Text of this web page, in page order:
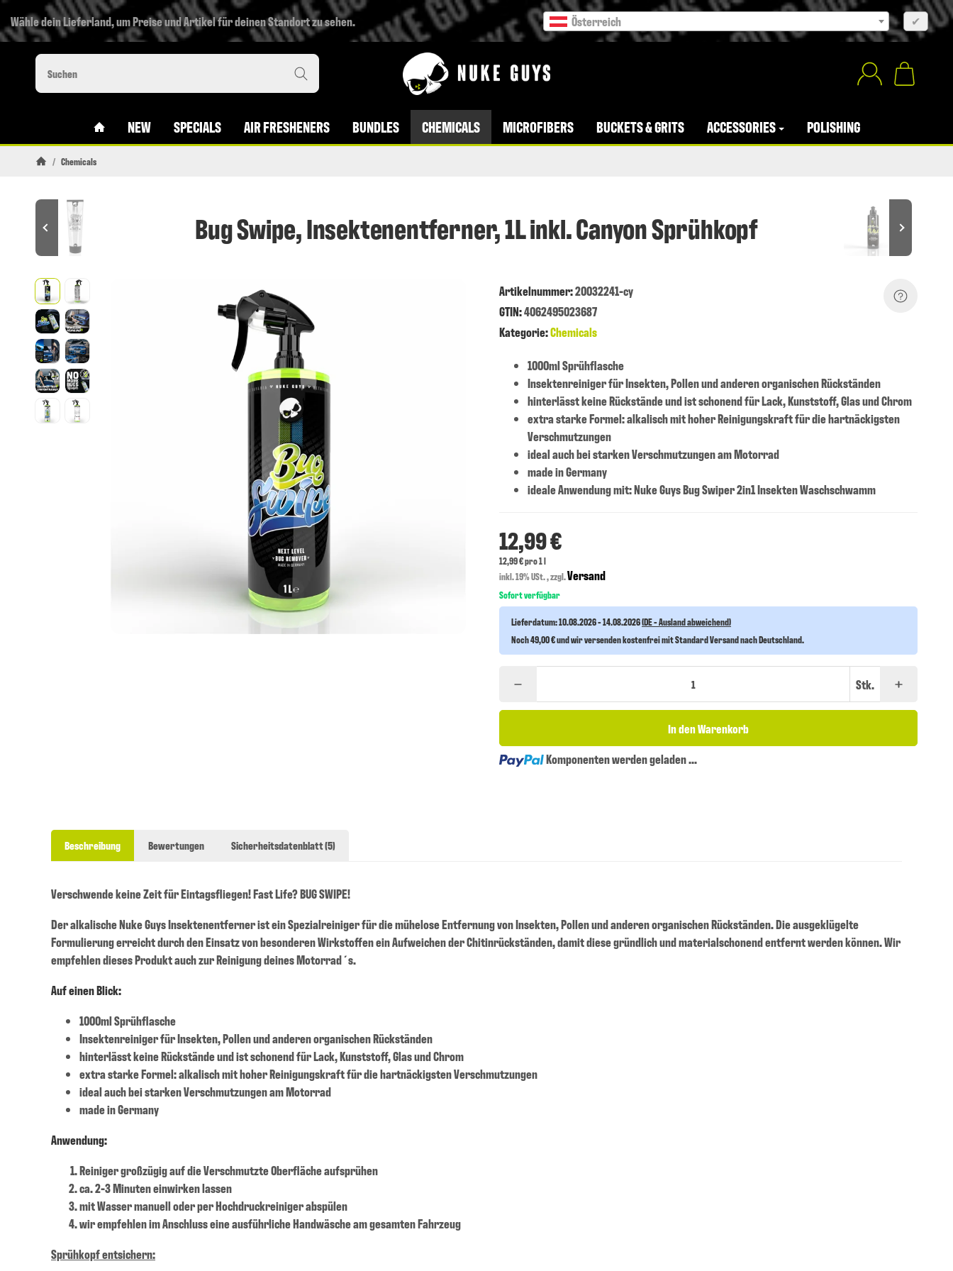
Wähle dein Lieferland, um Preise und Artikel für deinen Standort zu sehen. Österreich ✔
VERSANDKOSTENFREI AB 49 € BESTELLWERT
#CUSTOM.LINKHOME#
NEW SPECIALS AIR FRESHENERS BUNDLES CHEMICALS MICROFIBERS BUCKETS & GRITS ACCESSORIES POLISHING
/ Chemicals
Bug Swipe, Insektenentferner, 1L inkl. Canyon Sprühkopf
Artikelnummer:20032241-cy
GTIN:4062495023687
Kategorie:Chemicals
1000ml Sprühflasche
Insektenreiniger für Insekten, Pollen und anderen organischen Rückständen
hinterlässt keine Rückstände und ist schonend für Lack, Kunststoff, Glas und Chrom
extra starke Formel: alkalisch mit hoher Reinigungskraft für die hartnäckigsten
Verschmutzungen
ideal auch bei starken Verschmutzungen am Motorrad
made in Germany
ideale Anwendung mit: Nuke Guys Bug Swiper 2in1 Insekten Waschschwamm
12,99 €
12,99 € pro 1 l
inkl. 19% USt. , zzgl.Versand
Sofort verfügbar
Lieferdatum:10.08.2026 - 14.08.2026(DE - Ausland abweichend)
Noch 49,00 € und wir versenden kostenfrei mit Standard Versand nach Deutschland.
Stk.
In den Warenkorb
Loading...Komponenten werden geladen ...
Beschreibung Bewertungen Sicherheitsdatenblatt (5)
Verschwende keine Zeit für Eintagsfliegen! Fast Life? BUG SWIPE!
Der alkalische Nuke Guys Insektenentferner ist ein Spezialreiniger für die mühelose Entfernung von Insekten, Pollen und anderen organischen Rückständen. Die ausgeklügelte
Formulierung erreicht durch den Einsatz von besonderen Wirkstoffen ein Aufweichen der Chitinrückständen, damit diese gründlich und materialschonend entfernt werden können. Wir
empfehlen dieses Produkt auch zur Reinigung deines Motorrad´s.
Auf einen Blick:
1000ml Sprühflasche
Insektenreiniger für Insekten, Pollen und anderen organischen Rückständen
hinterlässt keine Rückstände und ist schonend für Lack, Kunststoff, Glas und Chrom
extra starke Formel: alkalisch mit hoher Reinigungskraft für die hartnäckigsten Verschmutzungen
ideal auch bei starken Verschmutzungen am Motorrad
made in Germany
Anwendung:
Reiniger großzügig auf die Verschmutzte Oberfläche aufsprühen
ca. 2-3 Minuten einwirken lassen
mit Wasser manuell oder per Hochdruckreiniger abspülen
wir empfehlen im Anschluss eine ausführliche Handwäsche am gesamten Fahrzeug
Sprühkopf entsichern: